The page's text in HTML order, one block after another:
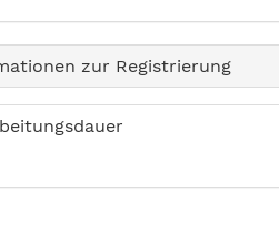
zur Registrierung